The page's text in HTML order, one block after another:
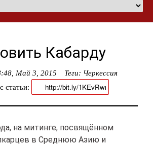
Кабарду
Май 3, 2015 Теги: Черкессия
статьи:
на митинге, посвящённом
в Среднюю Азию и